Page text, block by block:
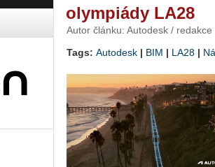
olympiády LA28
Autor článku: Autodesk / redakce
Tags: Autodesk | BIM | LA28 |